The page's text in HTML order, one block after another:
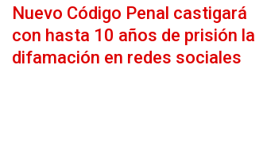
Nuevo Código Penal castigará
con hasta 10 años de prisión la
difamación en redes sociales